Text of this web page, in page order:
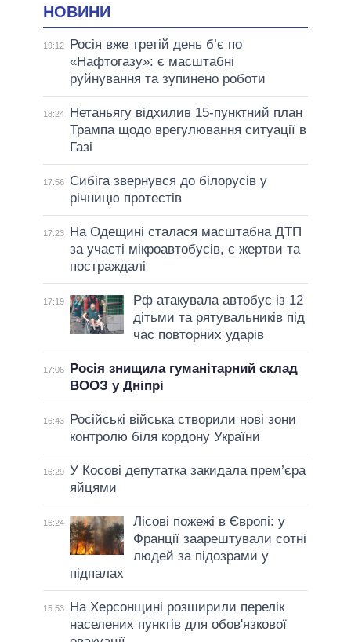
НОВИНИ
19:12
Росія вже третій день б’є по
«Нафтогазу»: є масштабні
руйнування та зупинено роботи
18:24
Нетаньягу відхилив 15-пунктний план
Трампа щодо врегулювання ситуації в
Газі
17:56
Сибіга звернувся до білорусів у
річницю протестів
17:23
На Одещині сталася масштабна ДТП
за участі мікроавтобусів, є жертви та
постраждалі
17:19
Рф атакувала автобус із 12
дітьми та рятувальників під
час повторних ударів
17:06
Росія знищила гуманітарний склад
ВООЗ у Дніпрі
16:43
Російські війська створили нові зони
контролю біля кордону України
16:29 У Косові депутатка закидала прем’єра
яйцями
16:24
Лісові пожежі в Європі: у
Франції заарештували сотні
людей за підозрами у
підпалах
15:53
На Херсонщині розширили перелік
населених пунктів для обов'язкової